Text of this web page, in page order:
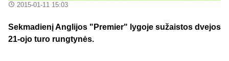
2015-01-11 15:03
Sekmadienį Anglijos "Premier" lygoje sužaistos dvejos
21-ojo turo rungtynės.